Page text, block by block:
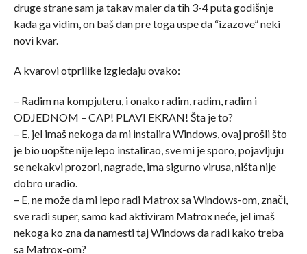
druge strane sam ja takav maler da tih 3-4 puta godišnje
kada ga vidim, on baš dan pre toga uspe da “izazove” neki
novi kvar.
A kvarovi otprilike izgledaju ovako:
– Radim na kompjuteru, i onako radim, radim, radim i
ODJEDNOM – CAP! PLAVI EKRAN! Šta je to?
– E, jel imaš nekoga da mi instalira Windows, ovaj prošli što
je bio uopšte nije lepo instalirao, sve mi je sporo, pojavljuju
se nekakvi prozori, nagrade, ima sigurno virusa, ništa nije
dobro uradio.
– E, ne može da mi lepo radi Matrox sa Windows-om, znači,
sve radi super, samo kad aktiviram Matrox neće, jel imaš
nekoga ko zna da namesti taj Windows da radi kako treba
sa Matrox-om?